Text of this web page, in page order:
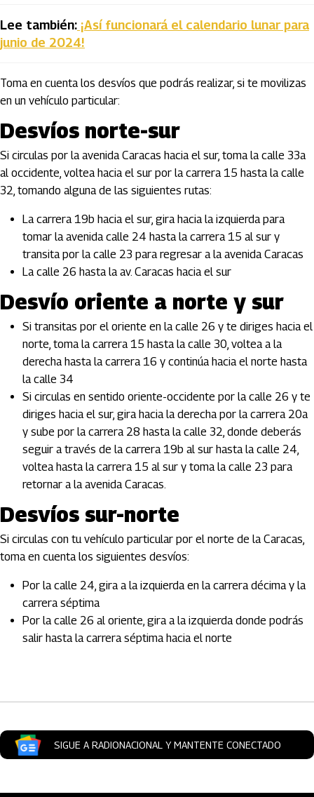
Lee también: ¡Así funcionará el calendario lunar para
junio de 2024!
Toma en cuenta los desvíos que podrás realizar, si te movilizas
en un vehículo particular:
Desvíos norte-sur
Si circulas por la avenida Caracas hacia el sur, toma la calle 33a
al occidente, voltea hacia el sur por la carrera 15 hasta la calle
32, tomando alguna de las siguientes rutas:
La carrera 19b hacia el sur, gira hacia la izquierda para
tomar la avenida calle 24 hasta la carrera 15 al sur y
transita por la calle 23 para regresar a la avenida Caracas
La calle 26 hasta la av. Caracas hacia el sur
Desvío oriente a norte y sur
Si transitas por el oriente en la calle 26 y te diriges hacia el
norte, toma la carrera 15 hasta la calle 30, voltea a la
derecha hasta la carrera 16 y continúa hacia el norte hasta
la calle 34
Si circulas en sentido oriente-occidente por la calle 26 y te
diriges hacia el sur, gira hacia la derecha por la carrera 20a
y sube por la carrera 28 hasta la calle 32, donde deberás
seguir a través de la carrera 19b al sur hasta la calle 24,
voltea hasta la carrera 15 al sur y toma la calle 23 para
retornar a la avenida Caracas.
Desvíos sur-norte
Si circulas con tu vehículo particular por el norte de la Caracas,
toma en cuenta los siguientes desvíos:
Por la calle 24, gira a la izquierda en la carrera décima y la
carrera séptima
Por la calle 26 al oriente, gira a la izquierda donde podrás
salir hasta la carrera séptima hacia el norte
SIGUE A RADIONACIONAL Y MANTENTE CONECTADO